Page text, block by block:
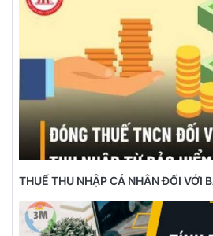
THUẾ THU NHẬP CÁ NHÂN ĐỐI VỚI